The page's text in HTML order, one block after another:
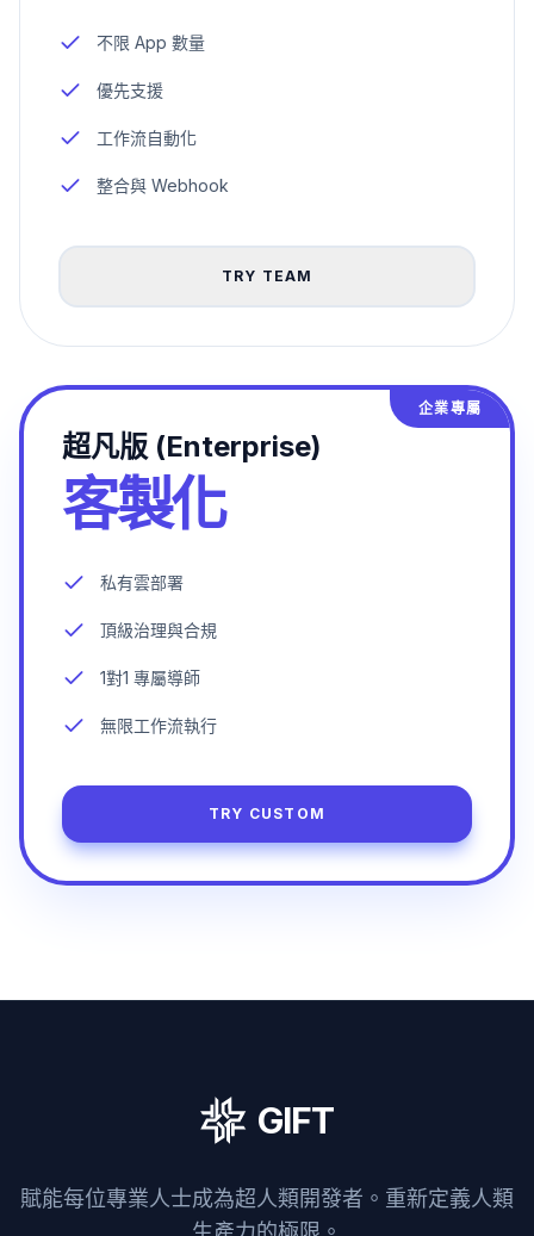
不限 App 數量
優先支援
工作流自動化
整合與 Webhook
TRY TEAM
企業專屬
超凡版 (Enterprise)
客製化
私有雲部署
頂級治理與合規
1對1 專屬導師
無限工作流執行
TRY CUSTOM
GIFT
賦能每位專業人士成為超人類開發者。重新定義人類